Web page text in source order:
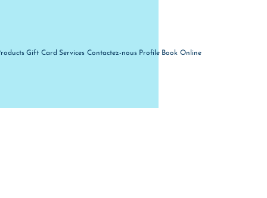
Gift Card Services Contactez-nous Profile Book Online